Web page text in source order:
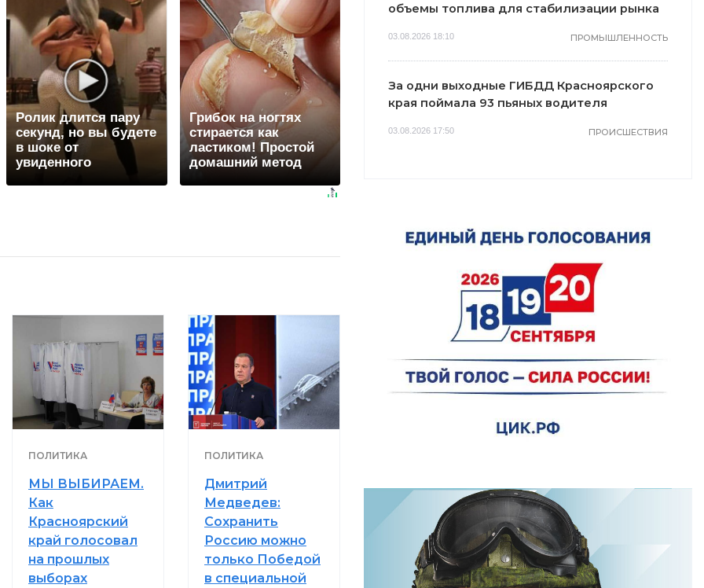
Ролик длится пару
секунд, но вы будете
в шоке от
увиденного
Грибок на ногтях
стирается как
ластиком! Простой
домашний метод
ПОЛИТИКА
МЫ ВЫБИРАЕМ.
Как
Красноярский
край голосовал
на прошлых
выборах
ПОЛИТИКА
Дмитрий
Медведев:
Сохранить
Россию можно
только Победой
в специальной
объемы топлива для стабилизации рынка
03.08.2026 18:10 ПРОМЫШЛЕННОСТЬ
За одни выходные ГИБДД Красноярского
края поймала 93 пьяных водителя
03.08.2026 17:50 ПРОИСШЕСТВИЯ